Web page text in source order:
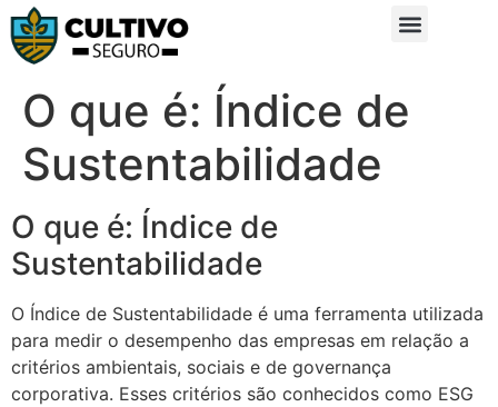
O que é: Índice de
Sustentabilidade
O que é: Índice de
Sustentabilidade
O Índice de Sustentabilidade é uma ferramenta utilizada
para medir o desempenho das empresas em relação a
critérios ambientais, sociais e de governança
corporativa. Esses critérios são conhecidos como ESG